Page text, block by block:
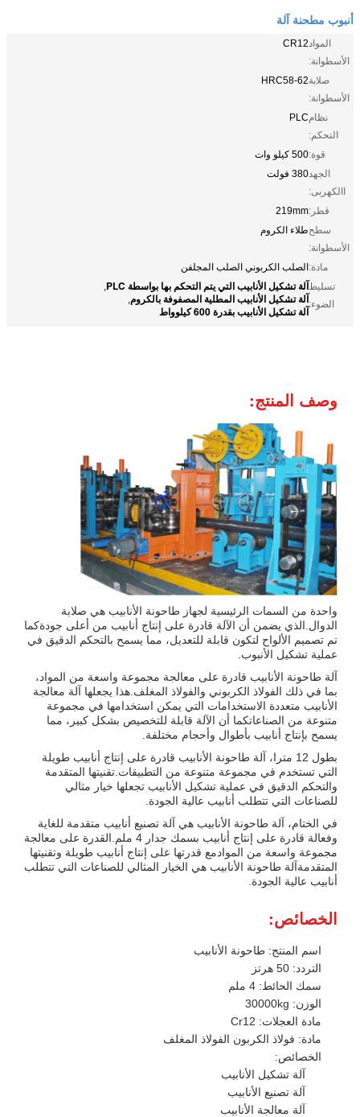
أنبوب مطحنة آلة
المواد
الأسطوانة:
CR12
صلابة
الأسطوانة:
HRC58-62
نظام
التحكم:
PLC
قوة:500 كيلو وات
الجهد
االكهربى:
380 فولت
قطر:219mm
سطح
الأسطوانة:
طلاء الكروم
مادة:الصلب الكربوني الصلب المجلفن
تسليط
الضوء:
آلة تشكيل الأنابيب التي يتم التحكم بها بواسطة PLC ,
آلة تشكيل الأنابيب المطلية المصفوفة بالكروم,
آلة تشكيل الأنابيب بقدرة 600 كيلوواط
وصف المنتج:
واحدة من السمات الرئيسية لجهاز طاحونة الأنابيب هي صلابة
الدوال.الذي يضمن أن الآلة قادرة على إنتاج أنابيب من أعلى جودةكما
تم تصميم الألواح لتكون قابلة للتعديل، مما يسمح بالتحكم الدقيق في
عملية تشكيل الأنبوب.
آلة طاحونة الأنابيب قادرة على معالجة مجموعة واسعة من المواد،
بما في ذلك الفولاذ الكربوني والفولاذ المغلف.هذا يجعلها آلة معالجة
الأنابيب متعددة الاستخدامات التي يمكن استخدامها في مجموعة
متنوعة من الصناعاتكما أن الآلة قابلة للتخصيص بشكل كبير، مما
يسمح بإنتاج أنابيب بأطوال وأحجام مختلفة.
بطول 12 مترا، آلة طاحونة الأنابيب قادرة على إنتاج أنابيب طويلة
التي تستخدم في مجموعة متنوعة من التطبيقات.تقنيتها المتقدمة
والتحكم الدقيق في عملية تشكيل الأنابيب تجعلها خيار مثالي
للصناعات التي تتطلب أنابيب عالية الجودة.
في الختام، آلة طاحونة الأنابيب هي آلة تصنيع أنابيب متقدمة للغاية
وفعالة قادرة على إنتاج أنابيب بسمك جدار 4 ملم.القدرة على معالجة
مجموعة واسعة من الموادمع قدرتها على إنتاج أنابيب طويلة وتقنيتها
المتقدمةآلة طاحونة الأنابيب هي الخيار المثالي للصناعات التي تتطلب
أنابيب عالية الجودة.
الخصائص:
اسم المنتج: طاحونة الأنابيب
التردد: 50 هرتز
سمك الحائط: 4 ملم
الوزن: 30000kg
مادة العجلات: Cr12
مادة: فولاذ الكربون الفولاذ المغلف
الخصائص:
آلة تشكيل الأنابيب
آلة تصنيع الأنابيب
آلة معالجة الأنابيب